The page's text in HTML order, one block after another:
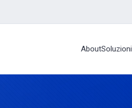
AboutSoluzioni